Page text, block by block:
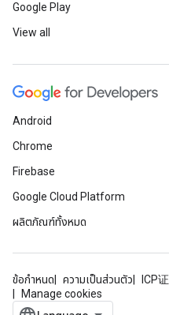
Google Play
View all
Android
Chrome
Firebase
Google Cloud Platform
ผลิตภัณฑ์ทั้งหมด
ข้อกำหนด ความเป็นส่วนตัว
ICP
Manage cookies